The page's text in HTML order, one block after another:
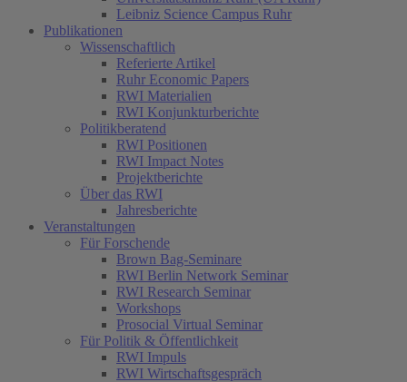
Leibniz Science Campus Ruhr
Publikationen
Wissenschaftlich
Referierte Artikel
Ruhr Economic Papers
RWI Materialien
RWI Konjunkturberichte
Politikberatend
RWI Positionen
RWI Impact Notes
Projektberichte
Über das RWI
Jahresberichte
Veranstaltungen
Für Forschende
Brown Bag-Seminare
RWI Berlin Network Seminar
RWI Research Seminar
Workshops
Prosocial Virtual Seminar
Für Politik & Öffentlichkeit
RWI Impuls
RWI Wirtschaftsgespräch